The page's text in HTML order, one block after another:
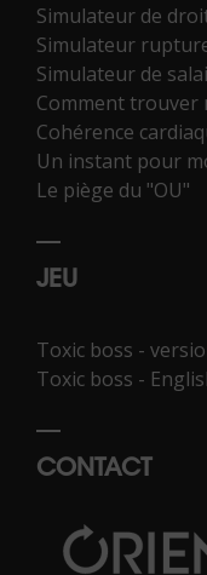
Simulateur de
Simulateur
Simulateur de
Comment trouver
Cohérence
Un instant pour
Le piège du "OU"
JEU
Toxic boss -
Toxic boss -
CONTACT
02 43 72 25
*Numéro